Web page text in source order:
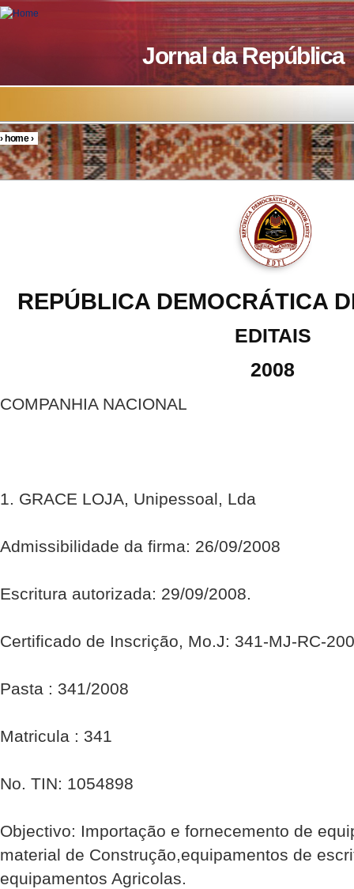
Skip to main content
Jornal da República
You are here
›home›
REPÚBLICA DEMOCRÁTICA
EDITAIS
2008
COMPANHIA NACIONAL
1. GRACE LOJA, Unipessoal, Lda
Admissibilidade da firma: 26/09/2008
Escritura autorizada: 29/09/2008.
Certificado de Inscrição, Mo.J: 341-MJ-RC-
Pasta : 341/2008
Matricula : 341
No. TIN: 1054898
Objectivo: Importação e fornecemento de
material de Construção,equipamentos de
equipamentos Agricolas.